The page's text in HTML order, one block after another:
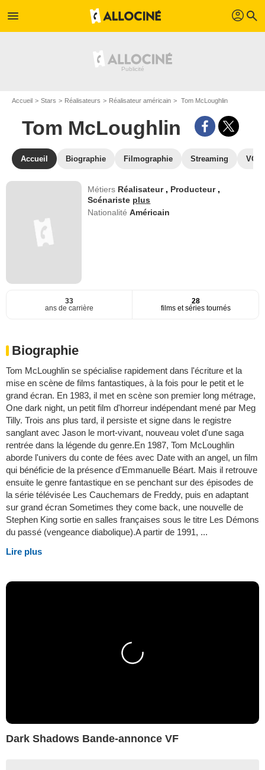
menu profil search
Accueil Stars Réalisateurs Réalisateur américain Tom McLoughlin
Tom McLoughlin
Accueil Biographie Filmographie Streaming
Métiers Réalisateur , Producteur ,
Scénariste plus
NationalitéAméricain
33
ans de carrière
28
films et séries tournés
Biographie
Tom McLoughlin se spécialise rapidement dans l'écriture et la
mise en scène de films fantastiques, à la fois pour le petit et le
grand écran. En 1983, il met en scène son premier long métrage,
One dark night, un petit film d'horreur indépendant mené par Meg
Tilly. Trois ans plus tard, il persiste et signe dans le registre
sanglant avec Jason le mort-vivant, nouveau volet d'une saga
rentrée dans la légende du genre.En 1987, Tom McLoughlin
aborde l'univers du conte de fées avec Date with an angel, un film
qui bénéficie de la présence d'Emmanuelle Béart. Mais il retrouve
ensuite le genre fantastique en se penchant sur des épisodes de
la série télévisée Les Cauchemars de Freddy, puis en adaptant
sur grand écran Sometimes they come back, une nouvelle de
Stephen King sortie en salles françaises sous le titre Les Démons
du passé (vengeance diabolique).A partir de 1991, ...
Lire plus
Dark Shadows Bande-annonce VF